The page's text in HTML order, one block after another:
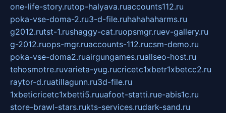
one-life-story.rutop-halyava.ruaccounts112.ru
poka-vse-doma-2.ru3-d-file.ruhahahaharms.ru
g2012.rutst-1.rushaggy-cat.ruopsmgr.ruev-gallery.ru
g-2012.ruops-mgr.ruaccounts-112.rucsm-demo.ru
poka-vse-doma2.ruairgungames.ruallseo-host.ru
tehosmotre.ruvarieta-yug.rucricetc1xbetr1xbetcc2.ru
raytor-d.ruatillagunn.ru3d-file.ru
1xbeticricetc1xbetti5.ruuafoot-statti.rue-abis1c.ru
store-brawl-stars.rukts-services.rudark-sand.ru